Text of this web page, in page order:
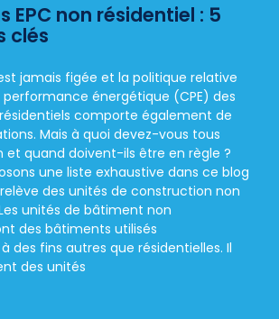
EPC non résidentiel : 5
clés
jamais figée et la politique relative
énergétique (CPE) des
comporte également de
Mais à quoi devez-vous tous
quand doivent-ils être en règle ?
une liste exhaustive dans ce blog
des unités de construction non
unités de bâtiment non
des bâtiments utilisés
des fins autres que résidentielles. Il
des unités